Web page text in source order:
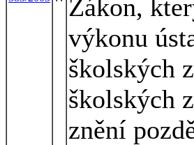
Zákon,
výkonu
školských
školských
znění